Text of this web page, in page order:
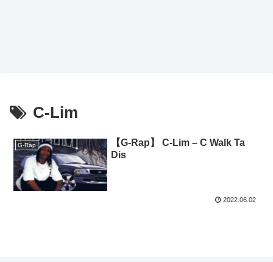
C-Lim
G-Rap
【G-Rap】 C-Lim – C Walk Ta
Dis
2022.06.02